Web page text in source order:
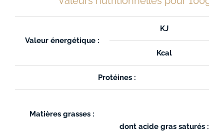
Valeur énergétique :
KJ
Kcal
Protéines :
Matières grasses :
dont acide gras saturés :